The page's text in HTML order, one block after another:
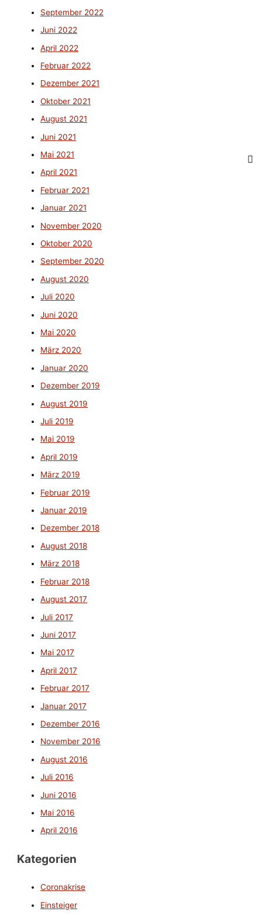
September 2022
Juni 2022
April 2022
Februar 2022
Dezember 2021
Oktober 2021
August 2021
Juni 2021
Mai 2021
April 2021
Februar 2021
Januar 2021
November 2020
Oktober 2020
September 2020
August 2020
Juli 2020
Juni 2020
Mai 2020
März 2020
Januar 2020
Dezember 2019
August 2019
Juli 2019
Mai 2019
April 2019
März 2019
Februar 2019
Januar 2019
Dezember 2018
August 2018
März 2018
Februar 2018
August 2017
Juli 2017
Juni 2017
Mai 2017
April 2017
Februar 2017
Januar 2017
Dezember 2016
November 2016
August 2016
Juli 2016
Juni 2016
Mai 2016
April 2016
Kategorien
Coronakrise
Einsteiger